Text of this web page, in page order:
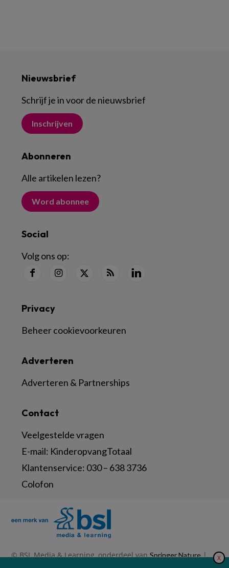
Nieuwsbrief
Schrijf je in voor de nieuwsbrief
Inschrijven
Abonneren
Alle artikelen lezen?
Word abonnee
Social
Volg ons op:
Contact
Veelgestelde vragen
E-mail: KinderopvangTotaal
Klantenservice: 030 – 638 3736
Colofon
Adverteren
Adverteren & Partnerships
Privacy
Beheer cookievoorkeuren
© BSL Media & Learning, onderdeel vanSpringer Nature| X